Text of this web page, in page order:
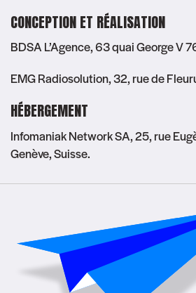
CONCEPTION ET RÉALISATION
BDSA L’Agence, 63 quai George V
EMG Radiosolution, 32, rue de
HÉBERGEMENT
Infomaniak Network SA, 25, rue
Genève, Suisse.